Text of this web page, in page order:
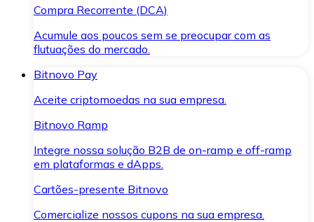
Compra Recorrente (DCA)
Acumule aos poucos sem se preocupar com as
flutuações do mercado.
Bitnovo Pay
Aceite criptomoedas na sua empresa.
Bitnovo Ramp
Integre nossa solução B2B de on-ramp e off-ramp
em plataformas e dApps.
Cartões-presente Bitnovo
Comercialize nossos cupons na sua empresa.